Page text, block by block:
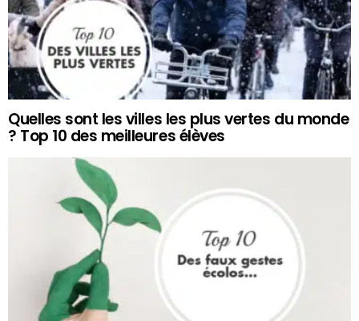
Quelles sont les villes les plus vertes du monde
? Top 10 des meilleures élèves